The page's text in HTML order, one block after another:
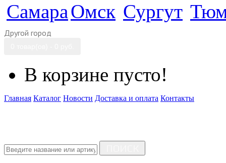
СамараОмск Сургут
Другой город
В корзине пусто!
Главная Каталог Новости Доставка и оплата Контакты